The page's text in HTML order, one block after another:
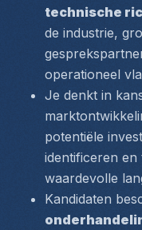
technische
de industrie,
operationeel
Je denkt in
potentiële
identificeren
waardevolle
Kandidaten